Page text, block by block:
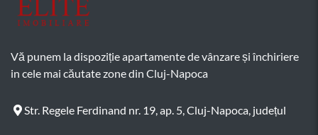
Vă punem la dispoziție apartamente de vânzare și închiriere
in cele mai căutate zone din Cluj-Napoca
Str. Regele Ferdinand nr. 19, ap. 5, Cluj-Napoca, județul